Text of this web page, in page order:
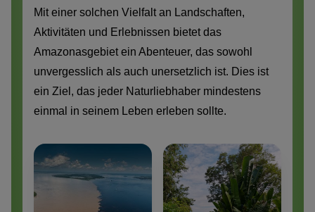
Mit einer solchen Vielfalt an Landschaften,
Aktivitäten und Erlebnissen bietet das
Amazonasgebiet ein Abenteuer, das sowohl
unvergesslich als auch unersetzlich ist. Dies ist
ein Ziel, das jeder Naturliebhaber mindestens
einmal in seinem Leben erleben sollte.